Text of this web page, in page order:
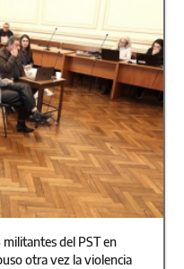
del PST en
otra vez la violencia